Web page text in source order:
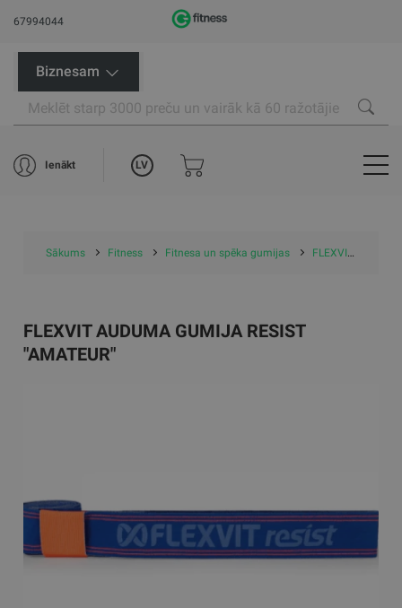
67994044
Biznesam
Ienākt LV
Sākums Fitness Fitnesa un spēka gumijas FLEXVIT treniņu gumijas
FLEXVIT AUDUMA GUMIJA RESIST
"AMATEUR"